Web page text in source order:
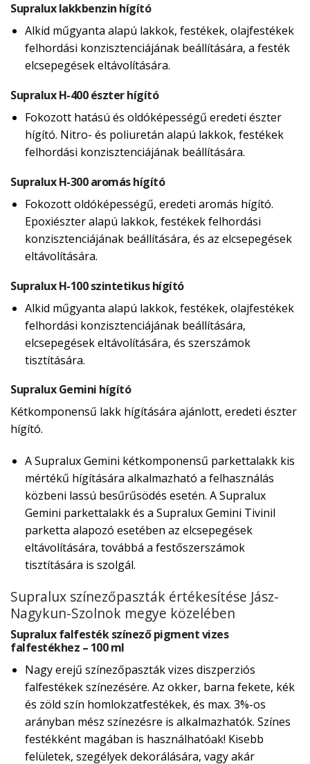
Supralux lakkbenzin hígító
Alkid műgyanta alapú lakkok, festékek, olajfestékek
felhordási konzisztenciájának beállítására, a festék
elcsepegések eltávolítására.
Supralux H-400 észter hígító
Fokozott hatású és oldóképességű eredeti észter
hígító. Nitro- és poliuretán alapú lakkok, festékek
felhordási konzisztenciájának beállítására.
Supralux H-300 aromás hígító
Fokozott oldóképességű, eredeti aromás hígító.
Epoxiészter alapú lakkok, festékek felhordási
konzisztenciájának beállítására, és az elcsepegések
eltávolítására.
Supralux H-100 szintetikus hígító
Alkid műgyanta alapú lakkok, festékek, olajfestékek
felhordási konzisztenciájának beállítására,
elcsepegések eltávolítására, és szerszámok
tisztítására.
Supralux Gemini hígító
Kétkomponensű lakk hígítására ajánlott, eredeti észter
hígító.
A Supralux Gemini kétkomponensű parkettalakk kis
mértékű hígítására alkalmazható a felhasználás
közbeni lassú besűrűsödés esetén. A Supralux
Gemini parkettalakk és a Supralux Gemini Tivinil
parketta alapozó esetében az elcsepegések
eltávolítására, továbbá a festőszerszámok
tisztítására is szolgál.
Supralux színezőpaszták értékesítése Jász-
Nagykun-Szolnok megye közelében
Supralux falfesték színező pigment vizes
falfestékhez – 100 ml
Nagy erejű színezőpaszták vizes diszperziós
falfestékek színezésére. Az okker, barna fekete, kék
és zöld szín homlokzatfestékek, és max. 3%-os
arányban mész színezésre is alkalmazhatók. Színes
festékként magában is használhatóak! Kisebb
felületek, szegélyek dekorálására, vagy akár